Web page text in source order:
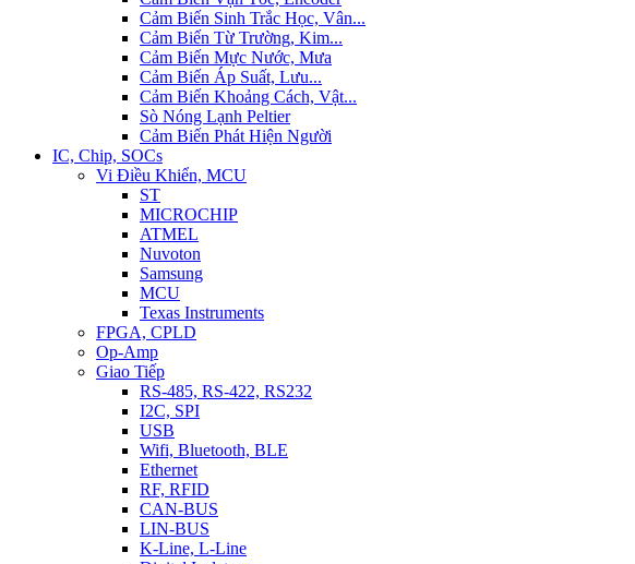
Cảm Biến Sinh Trắc Học, Vân...
Cảm Biến Từ Trường, Kim...
Cảm Biến Mực Nước, Mưa
Cảm Biến Áp Suất, Lưu...
Cảm Biến Khoảng Cách, Vật...
Sò Nóng Lạnh Peltier
Cảm Biến Phát Hiện Người
IC, Chip, SOCs
Vi Điều Khiển, MCU
ST
MICROCHIP
ATMEL
Nuvoton
Samsung
MCU
Texas Instruments
FPGA, CPLD
Op-Amp
Giao Tiếp
RS-485, RS-422, RS232
I2C, SPI
USB
Wifi, Bluetooth, BLE
Ethernet
RF, RFID
CAN-BUS
LIN-BUS
K-Line, L-Line